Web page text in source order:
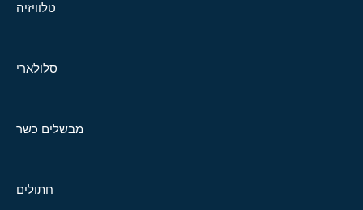
טלוויזיה
סלולארי
מבשלים כשר
חתולים